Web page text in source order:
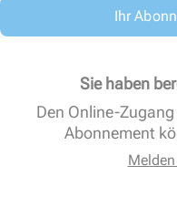
Ihr
Sie haben
Den Online-
Abonnement